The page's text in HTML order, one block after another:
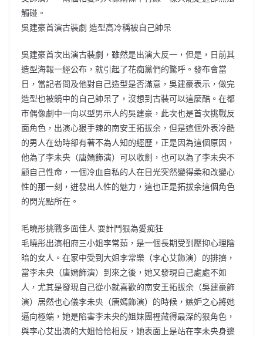
觸碰。
吳建豪首演古裝劇 造型高冷稱被自己帥呆
吳建豪首次出演古裝劇，雖然是出演大反一，但是，日前其
造型海報一經公布，就引起了花痴黨們的驚呼。發布會當
日，當記者問及他對自己造型是否滿意，吳建豪表示，做完
造型也被鏡中的自己帥呆了，沒想到古裝可以這麼酷。在都
市偶像劇中一向以型男示人的吳建豪，此次也是首次挑戰反
面角色，出演心狠手辣的南安王拓拔余，但是這個外表冷酷
的男人在幼時卻有著不為人知的經歷，正是因為這個原因，
他為了李未央（唐嫣飾演）可以收劍，也可以為了李未央不
顧自己性命，一個冷血自私的人在目光突然變得柔和改變心
性的那一刻，迸發出人性的魅力，這也正是拓拔余這個角色
的閃光點所在。
毛曉彤挑戰多面佳人 耍計鬥狠為愛痴狂
毛曉彤出演相府三小姐李常茹，是一個長期受到壓抑心理陰
暗的女人。在家中受到大姐李常樂（李心艾飾演）的排擠，
當李未央（唐嫣飾演）到來之後，她又發現自己處處不如
人，尤其是發現自己從小就喜歡的南安王拓拔余（吳建豪飾
演）居然也心儀李未央（唐嫣飾演）的時候，嫉妒之心將她
逼向極端，她是陷害李未央的姐妹團裡藏得最深的狠角色，
與李心艾出演的大姐恰恰相反，她表面上是站在李未央身邊